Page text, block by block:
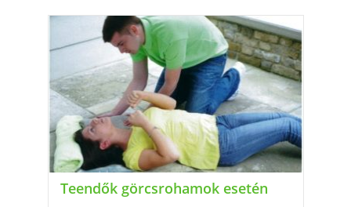
Teendők görcsrohamok esetén